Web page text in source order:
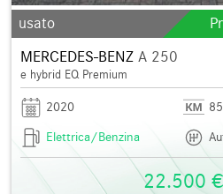
usato
MERCEDES-BENZ A 250
e hybrid EQ Premium
2020
Elettrica/Benzina
22.500 €